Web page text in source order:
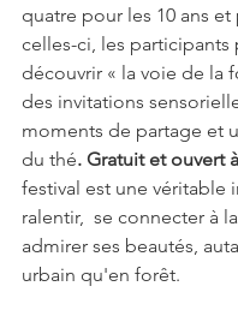
quatre pour les 10 ans et
celles-ci, les participants
découvrir « la voie de la
des invitations
moments de partage et
du thé. Gratuit et ouvert
festival est une véritable
ralentir,  se connecter à
admirer ses beautés,
urbain qu'en forêt.